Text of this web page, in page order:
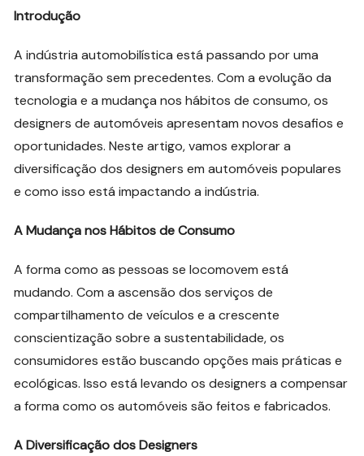
Introdução
A indústria automobilística está passando por uma
transformação sem precedentes. Com a evolução da
tecnologia e a mudança nos hábitos de consumo, os
designers de automóveis apresentam novos desafios e
oportunidades. Neste artigo, vamos explorar a
diversificação dos designers em automóveis populares
e como isso está impactando a indústria.
A Mudança nos Hábitos de Consumo
A forma como as pessoas se locomovem está
mudando. Com a ascensão dos serviços de
compartilhamento de veículos e a crescente
conscientização sobre a sustentabilidade, os
consumidores estão buscando opções mais práticas e
ecológicas. Isso está levando os designers a compensar
a forma como os automóveis são feitos e fabricados.
A Diversificação dos Designers